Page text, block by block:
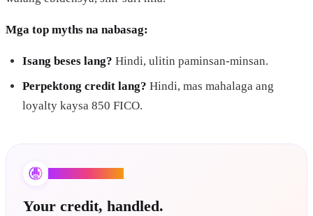
Mga top myths na nabasag:
Isang beses lang? Hindi, ulitin paminsan-minsan.
Perpektong credit lang? Hindi, mas mahalaga ang
loyalty kaysa 850 FICO.
Your credit, handled.